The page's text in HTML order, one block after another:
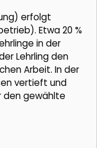
erfolgt
Etwa 20 %
in der
Lehrling den
Arbeit. In der
vertieft und
den gewählte